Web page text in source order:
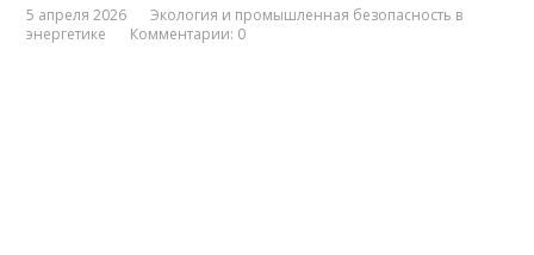
5 апреля 2026
Экология и промышленная безопасность в
энергетике
Комментарии: 0